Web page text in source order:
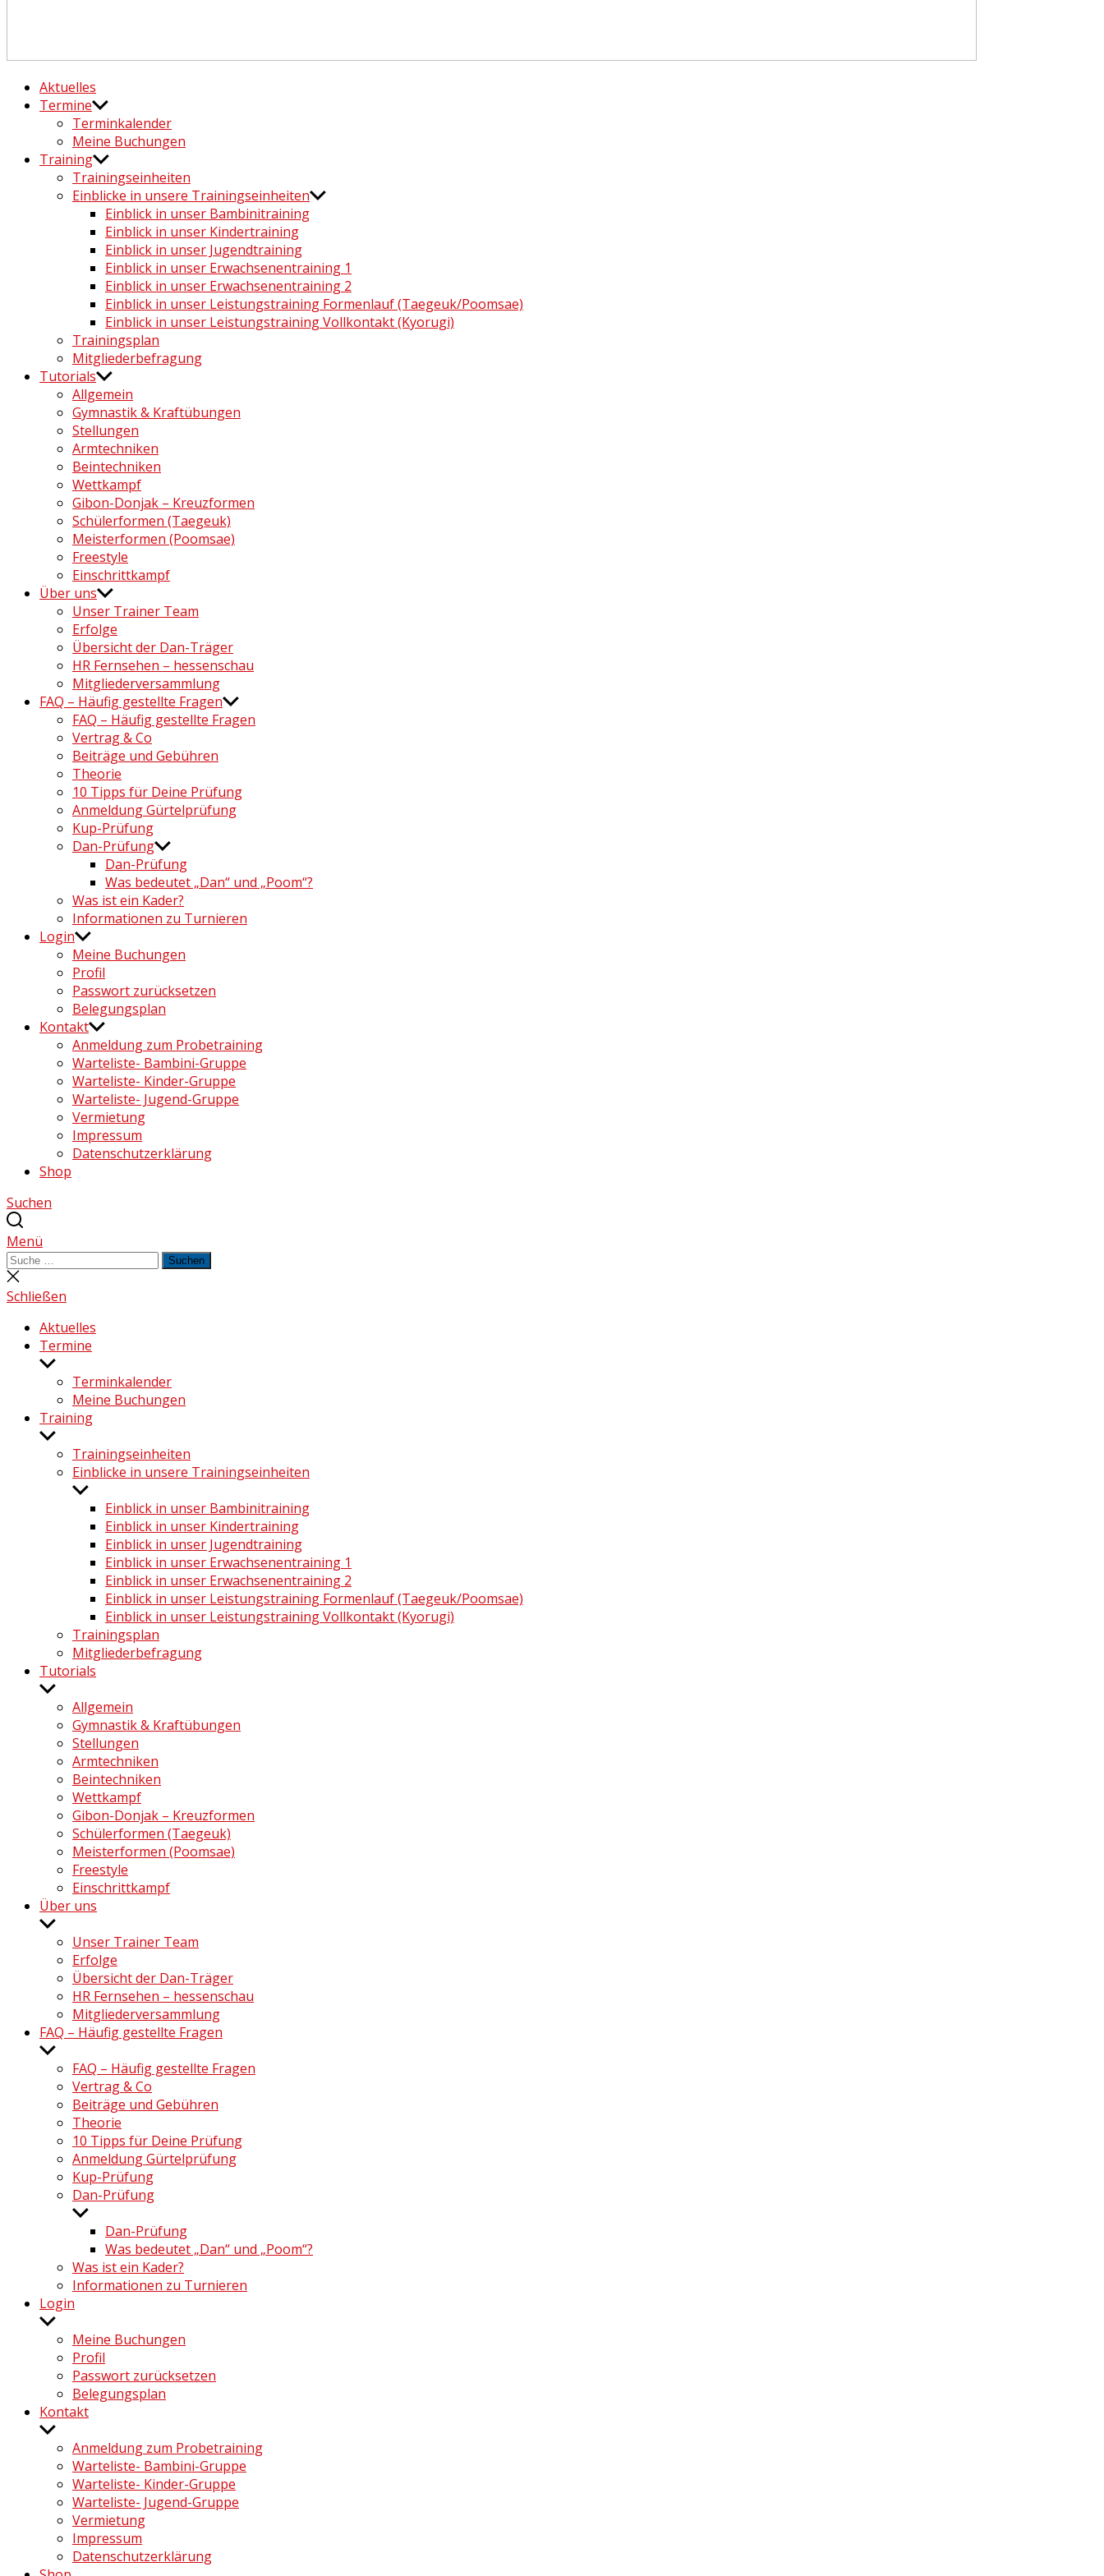
Aktuelles
Termine
Terminkalender
Meine Buchungen
Training
Trainingseinheiten
Einblicke in unsere Trainingseinheiten
Einblick in unser Bambinitraining
Einblick in unser Kindertraining
Einblick in unser Jugendtraining
Einblick in unser Erwachsenentraining 1
Einblick in unser Erwachsenentraining 2
Einblick in unser Leistungstraining Formenlauf (Taegeuk/Poomsae)
Einblick in unser Leistungstraining Vollkontakt (Kyorugi)
Trainingsplan
Mitgliederbefragung
Tutorials
Allgemein
Gymnastik & Kraftübungen
Stellungen
Armtechniken
Beintechniken
Wettkampf
Gibon-Donjak – Kreuzformen
Schülerformen (Taegeuk)
Meisterformen (Poomsae)
Freestyle
Einschrittkampf
Über uns
Unser Trainer Team
Erfolge
Übersicht der Dan-Träger
HR Fernsehen – hessenschau
Mitgliederversammlung
FAQ – Häufig gestellte Fragen
FAQ – Häufig gestellte Fragen
Vertrag & Co
Beiträge und Gebühren
Theorie
10 Tipps für Deine Prüfung
Anmeldung Gürtelprüfung
Kup-Prüfung
Dan-Prüfung
Dan-Prüfung
Was bedeutet „Dan“ und „Poom“?
Was ist ein Kader?
Informationen zu Turnieren
Login
Meine Buchungen
Profil
Passwort zurücksetzen
Belegungsplan
Kontakt
Anmeldung zum Probetraining
Warteliste- Bambini-Gruppe
Warteliste- Kinder-Gruppe
Warteliste- Jugend-Gruppe
Vermietung
Impressum
Datenschutzerklärung
Shop
Suchen
Menü
Suchen
nach:
Suchen
Suche
schließen
Schließen
Aktuelles
Termine
Untermenü
anzeigenTerminkalender
Meine Buchungen
Training
Untermenü
anzeigenTrainingseinheiten
Einblicke in unsere Trainingseinheiten
Untermenü
anzeigenEinblick in unser Bambinitraining
Einblick in unser Kindertraining
Einblick in unser Jugendtraining
Einblick in unser Erwachsenentraining 1
Einblick in unser Erwachsenentraining 2
Einblick in unser Leistungstraining Formenlauf (Taegeuk/Poomsae)
Einblick in unser Leistungstraining Vollkontakt (Kyorugi)
Trainingsplan
Mitgliederbefragung
Tutorials
Untermenü
anzeigenAllgemein
Gymnastik & Kraftübungen
Stellungen
Armtechniken
Beintechniken
Wettkampf
Gibon-Donjak – Kreuzformen
Schülerformen (Taegeuk)
Meisterformen (Poomsae)
Freestyle
Einschrittkampf
Über uns
Untermenü
anzeigenUnser Trainer Team
Erfolge
Übersicht der Dan-Träger
HR Fernsehen – hessenschau
Mitgliederversammlung
FAQ – Häufig gestellte Fragen
Untermenü
anzeigenFAQ – Häufig gestellte Fragen
Vertrag & Co
Beiträge und Gebühren
Theorie
10 Tipps für Deine Prüfung
Anmeldung Gürtelprüfung
Kup-Prüfung
Dan-Prüfung
Untermenü
anzeigenDan-Prüfung
Was bedeutet „Dan“ und „Poom“?
Was ist ein Kader?
Informationen zu Turnieren
Login
Untermenü
anzeigenMeine Buchungen
Profil
Passwort zurücksetzen
Belegungsplan
Kontakt
Untermenü
anzeigenAnmeldung zum Probetraining
Warteliste- Bambini-Gruppe
Warteliste- Kinder-Gruppe
Warteliste- Jugend-Gruppe
Vermietung
Impressum
Datenschutzerklärung